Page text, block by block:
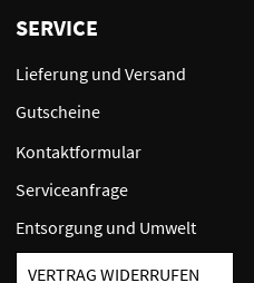
SERVICE
Lieferung und Versand
Gutscheine
Kontaktformular
Serviceanfrage
Entsorgung und Umwelt
VERTRAG WIDERRUFEN